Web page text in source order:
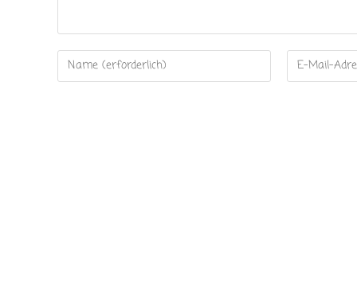
Gib
deinen
Gib
deine